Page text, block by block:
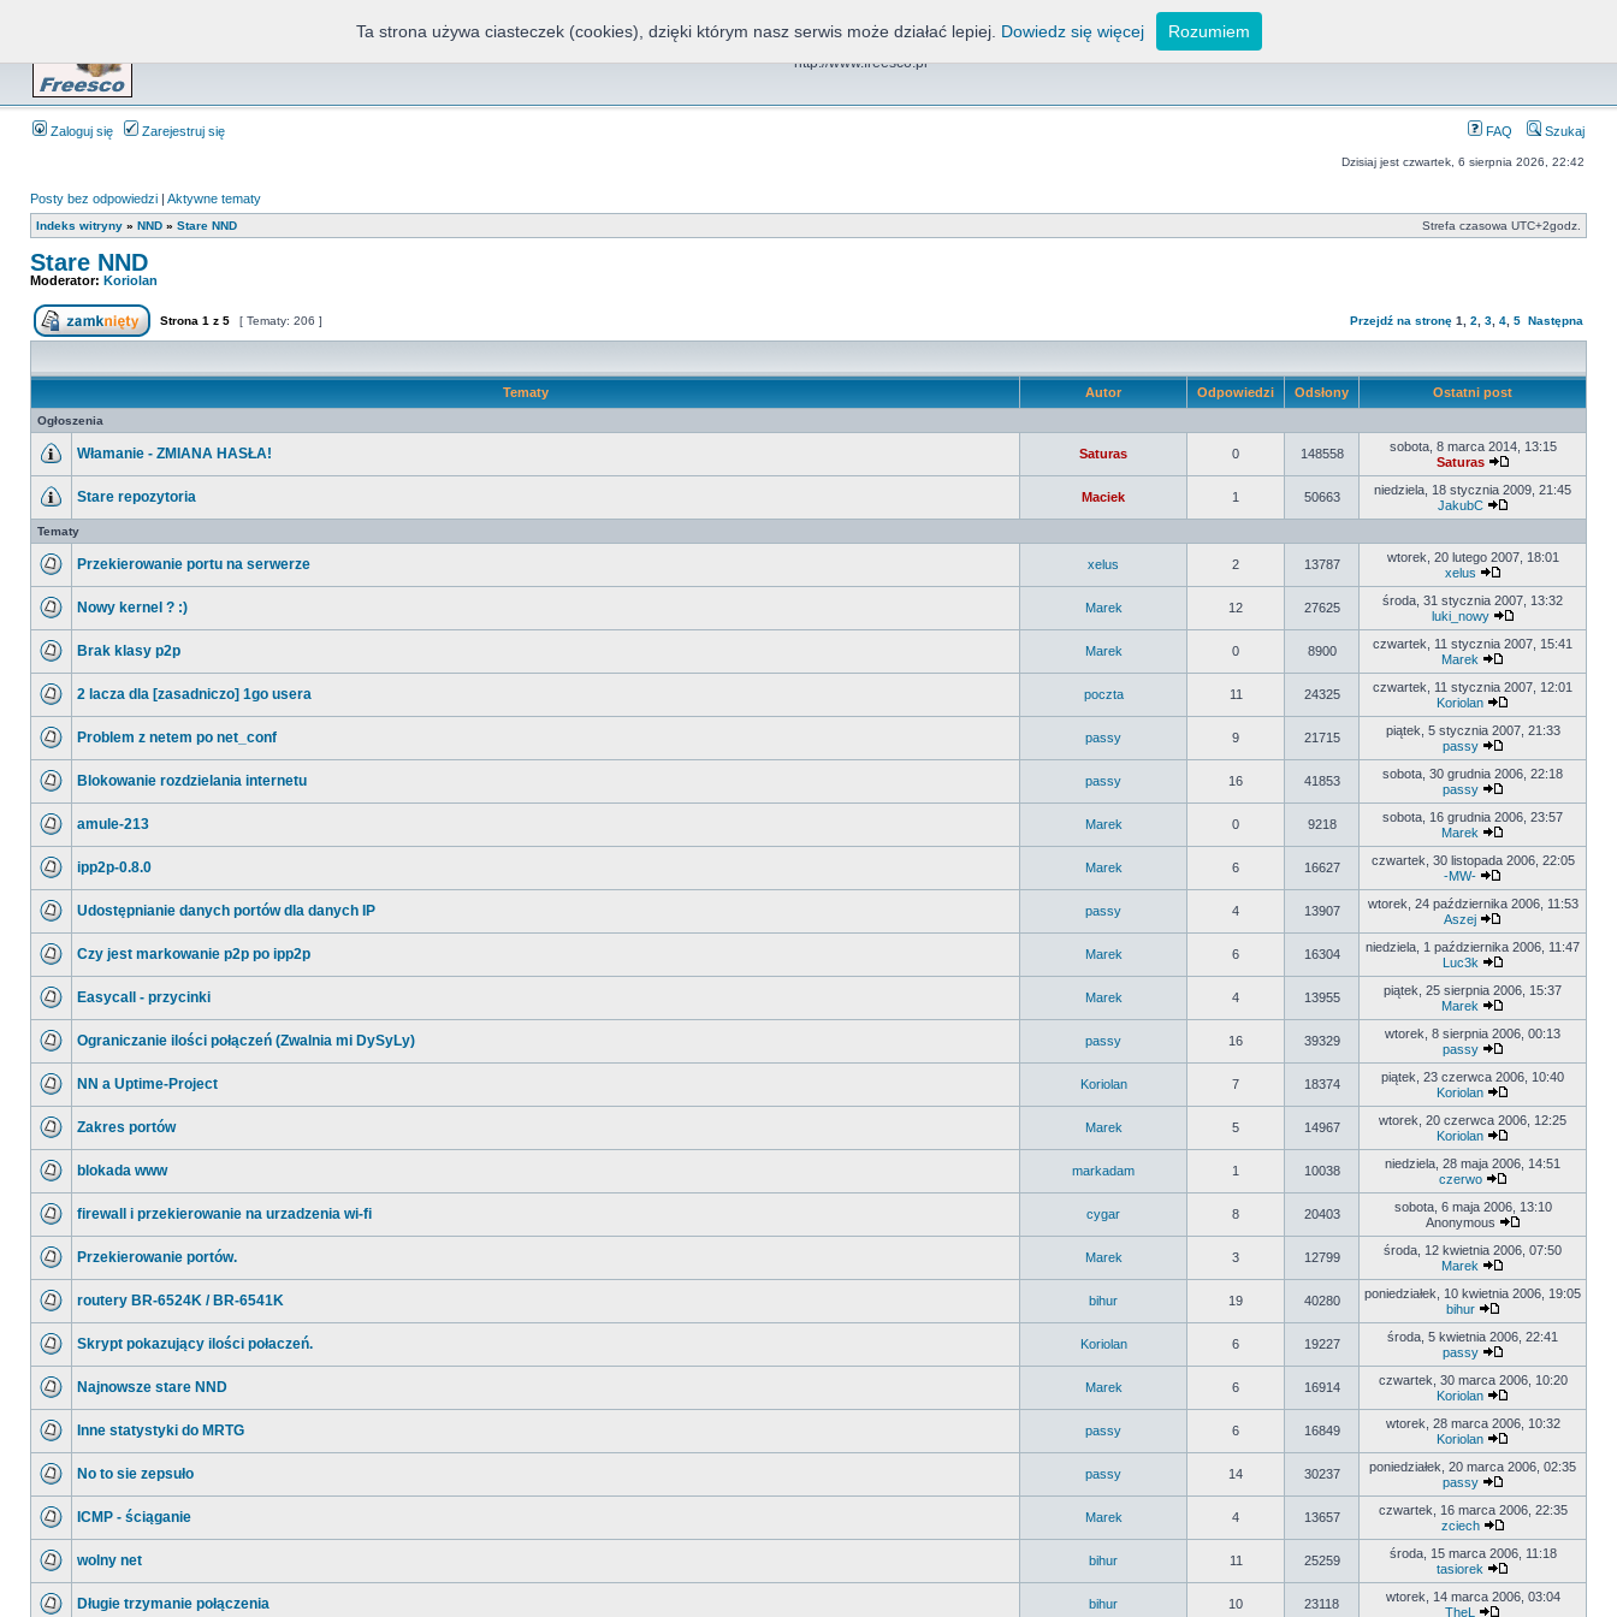
Freesco, NND, CDN, EOS
http://www.freesco.pl
Zaloguj się Zarejestruj się FAQ Szukaj
Dzisiaj jest czwartek, 6 sierpnia 2026, 22:42
Posty bez odpowiedzi | Aktywne tematy
Indeks witryny » NND » Stare NND Strefa czasowa UTC+2godz.
Stare NND
Moderator: Koriolan
Strona 1 z 5 [ Tematy: 206 ] Przejdź na stronę 1 2 3 4 5 Następna
Tematy Autor Odpowiedzi Odsłony Ostatni post
Ogłoszenia
Włamanie - ZMIANA HASŁA! Saturas 0 148558
sobota, 8 marca 2014, 13:15
Saturas
Stare repozytoria Maciek 1 50663
niedziela, 18 stycznia 2009, 21:45
JakubC
Tematy
Przekierowanie portu na serwerze xelus 2 13787
wtorek, 20 lutego 2007, 18:01
xelus
Nowy kernel ? :) Marek 12 27625
środa, 31 stycznia 2007, 13:32
luki_nowy
Brak klasy p2p Marek 0 8900
czwartek, 11 stycznia 2007, 15:41
Marek
2 lacza dla [zasadniczo] 1go usera poczta 11 24325
czwartek, 11 stycznia 2007, 12:01
Koriolan
Problem z netem po net_conf passy 9 21715
piątek, 5 stycznia 2007, 21:33
passy
Blokowanie rozdzielania internetu passy 16 41853
sobota, 30 grudnia 2006, 22:18
passy
amule-213 Marek 0 9218
sobota, 16 grudnia 2006, 23:57
Marek
ipp2p-0.8.0 Marek 6 16627
czwartek, 30 listopada 2006, 22:05
-MW-
Udostępnianie danych portów dla danych IP passy 4 13907
wtorek, 24 października 2006, 11:53
Aszej
Czy jest markowanie p2p po ipp2p Marek 6 16304
niedziela, 1 października 2006, 11:47
Luc3k
Easycall - przycinki Marek 4 13955
piątek, 25 sierpnia 2006, 15:37
Marek
Ograniczanie ilości połączeń (Zwalnia mi DySyLy) passy 16 39329
wtorek, 8 sierpnia 2006, 00:13
passy
NN a Uptime-Project Koriolan 7 18374
piątek, 23 czerwca 2006, 10:40
Koriolan
Zakres portów Marek 5 14967
wtorek, 20 czerwca 2006, 12:25
Koriolan
blokada www markadam 1 10038
niedziela, 28 maja 2006, 14:51
czerwo
firewall i przekierowanie na urzadzenia wi-fi cygar 8 20403
sobota, 6 maja 2006, 13:10
Anonymous
Przekierowanie portów. Marek 3 12799
środa, 12 kwietnia 2006, 07:50
Marek
routery BR-6524K / BR-6541K bihur 19 40280
poniedziałek, 10 kwietnia 2006, 19:05
bihur
Skrypt pokazujący ilości połaczeń. Koriolan 6 19227
środa, 5 kwietnia 2006, 22:41
passy
Najnowsze stare NND Marek 6 16914
czwartek, 30 marca 2006, 10:20
Koriolan
Inne statystyki do MRTG passy 6 16849
wtorek, 28 marca 2006, 10:32
Koriolan
No to sie zepsuło passy 14 30237
poniedziałek, 20 marca 2006, 02:35
passy
ICMP - ściąganie Marek 4 13657
czwartek, 16 marca 2006, 22:35
zciech
wolny net bihur 11 25259
środa, 15 marca 2006, 11:18
tasiorek
Długie trzymanie połączenia bihur 10 23118
wtorek, 14 marca 2006, 03:04
TheL
Ta strona używa ciasteczek (cookies), dzięki którym nasz serwis może działać lepiej. Dowiedz się więcej Rozumiem